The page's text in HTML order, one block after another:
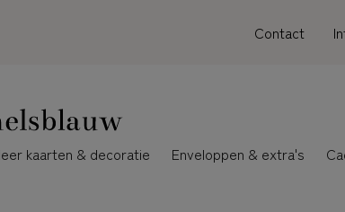
Contact
kaarten & decoratie Enveloppen & extra's